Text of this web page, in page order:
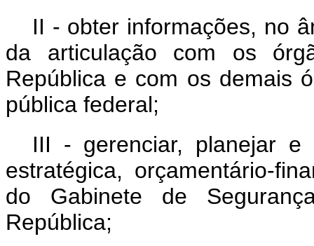
II - obter informações, no
da articulação com os
República e com os demais
pública federal;
III - gerenciar, planejar e
estratégica, orçamentário-
do Gabinete de
República;